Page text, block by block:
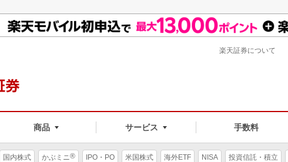
商品 サービス 手数料
楽天証券について
国内株式 かぶミニ® IPO・PO 米国株式 海外ETF NISA 投資信託・積立